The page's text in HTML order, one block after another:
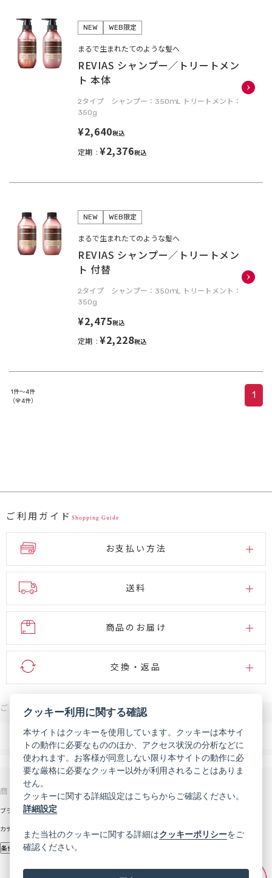
NEW WEB限定
まるで生まれたてのような髪へ
REVIAS シャンプー／トリートメン
ト 本体
2タイプ シャンプー：350ｍL トリートメント：
350g
¥2,640税込
定期 ¥2,376税込
NEW WEB限定
まるで生まれたてのような髪へ
REVIAS シャンプー／トリートメン
ト 付替
2タイプ シャンプー：350ｍL トリートメント：
350g
¥2,475税込
定期 ¥2,228税込
1件～4件
（全4件）
1
ご利用ガイド Shopping Guide
お支払い方法
送料
商品のお届け
交換・返品
ご注文・お問い合わせはこちら
電話 0120-007-444
受付時間 9:00～18:00（年末年始などを除く）
メール お問い合わせフォーム
商品を探す
ブランドから探す
カテゴリから探す
条件から探す
サポート
初めての方へ
クッキー利用に関する確認
本サイトはクッキーを使用しています。クッキーは本サイ
トの動作に必要なもののほか、アクセス状況の分析などに
使われます。お客様が同意しない限り本サイトの動作に必
要な厳格に必要なクッキー以外が利用されることはありま
せん。
クッキーに関する詳細設定はこちらからご確認ください。
詳細設定
また当社のクッキーに関する詳細はクッキーポリシーをご
確認ください。